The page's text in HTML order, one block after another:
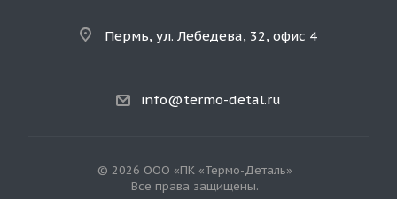
Пермь, ул. Лебедева, 32, офис 4
info@termo-detal.ru
© 2026 ООО «ПК «Термо-Деталь»
Все права защищены.